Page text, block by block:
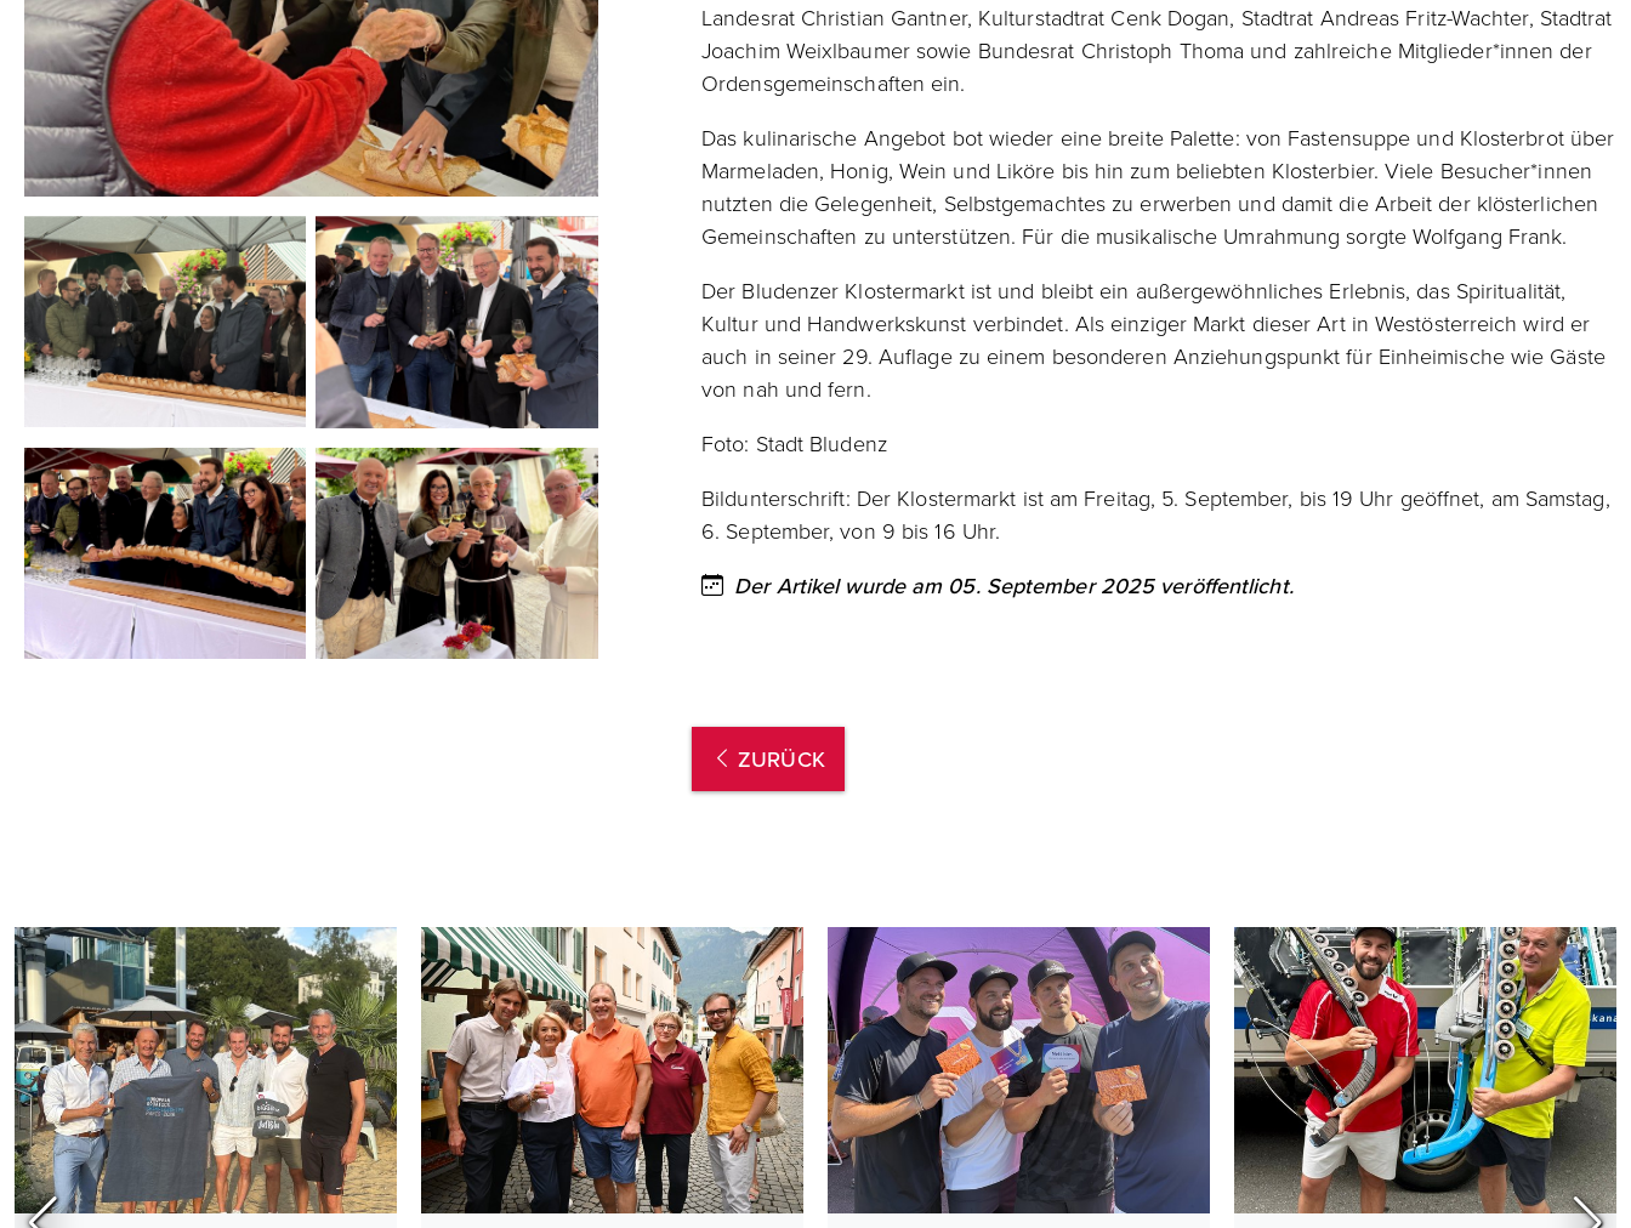
Landesrat Christian Gantner, Kulturstadtrat Cenk Dogan, Stadtrat Andreas Fritz-Wachter, Stadtrat
Joachim Weixlbaumer sowie Bundesrat Christoph Thoma und zahlreiche Mitglieder*innen der
Ordensgemeinschaften ein.
Das kulinarische Angebot bot wieder eine breite Palette: von Fastensuppe und Klosterbrot über
Marmeladen, Honig, Wein und Liköre bis hin zum beliebten Klosterbier. Viele Besucher*innen
nutzten die Gelegenheit, Selbstgemachtes zu erwerben und damit die Arbeit der klösterlichen
Gemeinschaften zu unterstützen. Für die musikalische Umrahmung sorgte Wolfgang Frank.
Der Bludenzer Klostermarkt ist und bleibt ein außergewöhnliches Erlebnis, das Spiritualität,
Kultur und Handwerkskunst verbindet. Als einziger Markt dieser Art in Westösterreich wird er
auch in seiner 29. Auflage zu einem besonderen Anziehungspunkt für Einheimische wie Gäste
von nah und fern.
Foto: Stadt Bludenz
Bildunterschrift: Der Klostermarkt ist am Freitag, 5. September, bis 19 Uhr geöffnet, am Samstag,
6. September, von 9 bis 16 Uhr.
Der Artikel wurde am 05. September 2025 veröffentlicht.
ZURÜCK